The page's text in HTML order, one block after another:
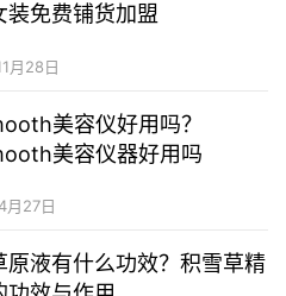
装免费铺货加盟
月28日
美容仪好用吗？
美容仪器好用吗
月27日
原液有什么功效？积雪草精